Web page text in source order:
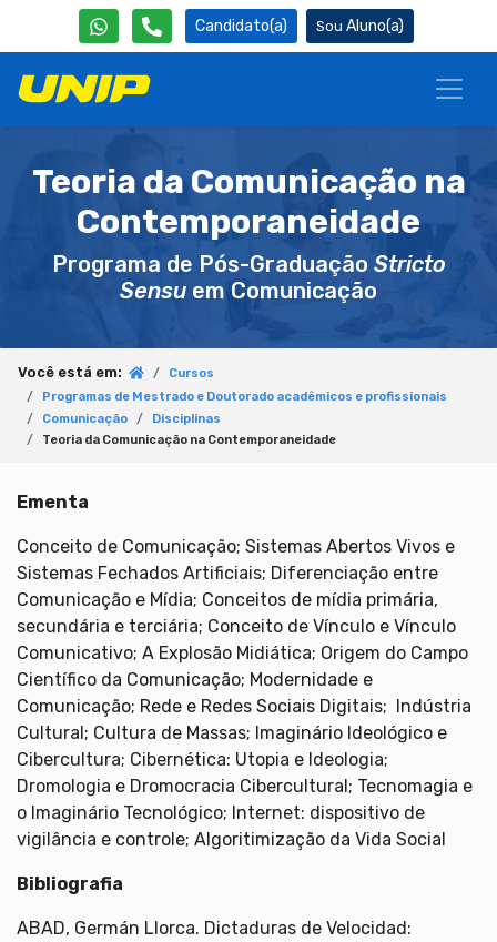
Candidato(a) Aluno(a)
Teoria da Comunicação na
Contemporaneidade
Programa de Pós-Graduação Stricto
Sensu em Comunicação
Você está em:
Cursos
Programas de Mestrado e Doutorado acadêmicos e profissionais
Comunicação
Disciplinas
Teoria da Comunicação na Contemporaneidade
Ementa
Conceito de Comunicação; Sistemas Abertos Vivos e
Sistemas Fechados Artificiais; Diferenciação entre
Comunicação e Mídia; Conceitos de mídia primária,
secundária e terciária; Conceito de Vínculo e Vínculo
Comunicativo; A Explosão Midiática; Origem do Campo
Científico da Comunicação; Modernidade e
Comunicação; Rede e Redes Sociais Digitais; Indústria
Cultural; Cultura de Massas; Imaginário Ideológico e
Cibercultura; Cibernética: Utopia e Ideologia;
Dromologia e Dromocracia Cibercultural; Tecnomagia e
o Imaginário Tecnológico; Internet: dispositivo de
vigilância e controle; Algoritimização da Vida Social
Bibliografia
ABAD, Germán Llorca. Dictaduras de Velocidad: